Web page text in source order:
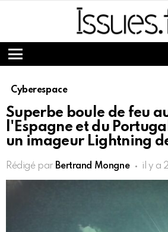
Menu
Cyberespace
Superbe boule de feu
l'Espagne et du
un imageur Lightning
Rédigé par Bertrand Mongne il y a